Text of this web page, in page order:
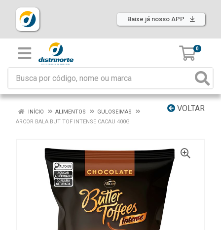
Baixe já nosso APP
0
VOLTAR
INÍCIO ALIMENTOS
GULOSEIMAS
ARCOR BALA BUT TOF INTENSE CACAU 400G